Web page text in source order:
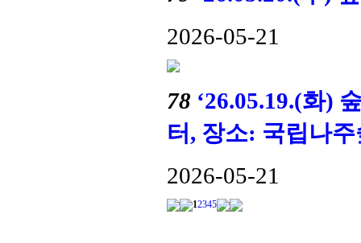
2026-05-21
78 ‘26.05.19.(화)
터, 장소: 국립나
2026-05-21
12345